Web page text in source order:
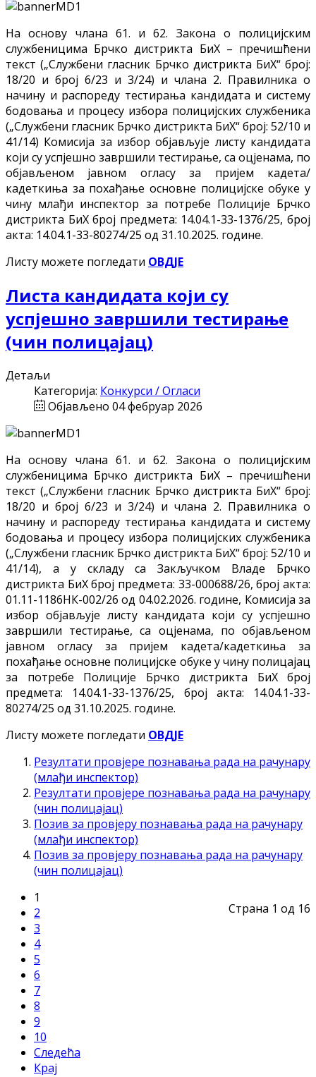
На основу члана 61. и 62. Закона о полицијским
службеницима Брчко дистрикта БиХ – пречишћени
текст („Службени гласник Брчко дистрикта БиХ“ број:
18/20 и број 6/23 и 3/24) и члана 2. Правилника о
начину и распореду тестирања кандидата и систему
бодовања и процесу избора полицијских службеника
(„Службени гласник Брчко дистрикта БиХ“ број: 52/10 и
41/14) Комисија за избор објављује листу кандидата
који су успјешно завршили тестирање, са оцјенама, по
објављеном јавном огласу за пријем кадета/
кадеткиња за похађање основне полицијске обуке у
чину млађи инспектор за потребе Полиције Брчко
дистрикта БиХ број предмета: 14.04.1-33-1376/25, број
акта: 14.04.1-33-80274/25 од 31.10.2025. године.
Листу можете погледати ОВДЈЕ
Листа кандидата који су
успјешно завршили тестирање
(чин полицајац)
Детаљи
Категорија: Конкурси / Огласи
Објављено 04 фебруар 2026
На основу члана 61. и 62. Закона о полицијским
службеницима Брчко дистрикта БиХ – пречишћени
текст („Службени гласник Брчко дистрикта БиХ“ број:
18/20 и број 6/23 и 3/24) и члана 2. Правилника о
начину и распореду тестирања кандидата и систему
бодовања и процесу избора полицијских службеника
(„Службени гласник Брчко дистрикта БиХ“ број: 52/10 и
41/14), а у складу са Закључком Владе Брчко
дистрикта БиХ број предмета: 33-000688/26, број акта:
01.11-1186НК-002/26 од 04.02.2026. године, Комисија за
избор објављује листу кандидата који су успјешно
завршили тестирање, са оцјенама, по објављеном
јавном огласу за пријем кадета/кадеткиња за
похађање основне полицијске обуке у чину полицајац
за потребе Полиције Брчко дистрикта БиХ број
предмета: 14.04.1-33-1376/25, број акта: 14.04.1-33-
80274/25 од 31.10.2025. године.
Листу можете погледати ОВДЈЕ
Резултати провјере познавања рада на рачунару
(млађи инспектор)
Резултати провјере познавања рада на рачунару
(чин полицајац)
Позив за провјеру познавања рада на рачунару
(млађи инспектор)
Позив за провјеру познавања рада на рачунару
(чин полицајац)
Страна 1 од 16
1
2
3
4
5
6
7
8
9
10
Следећа
Крај